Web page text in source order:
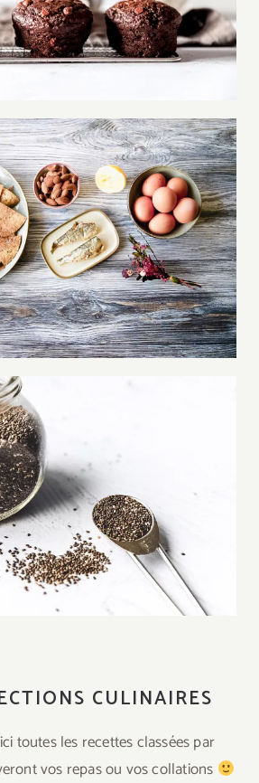
3 et Oméga-6
graine de chia
CULINAIRES
toutes les recettes classées par
vos repas ou vos collations